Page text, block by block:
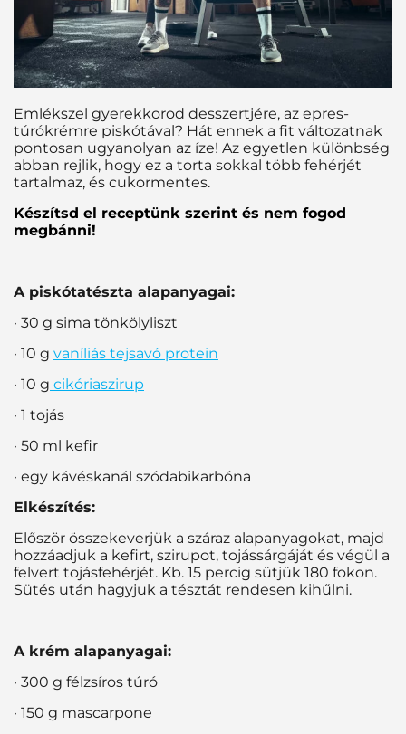
Emlékszel gyerekkorod desszertjére, az epres-
túrókrémre piskótával? Hát ennek a fit változatnak
pontosan ugyanolyan az íze! Az egyetlen különbség
abban rejlik, hogy ez a torta sokkal több fehérjét
tartalmaz, és cukormentes.
Készítsd el receptünk szerint és nem fogod
megbánni!
A piskótatészta alapanyagai:
· 30 g sima tönkölyliszt
· 10 g vaníliás tejsavó protein
· 10 g cikóriaszirup
· 1 tojás
· 50 ml kefir
· egy kávéskanál szódabikarbóna
Elkészítés:
Először összekeverjük a száraz alapanyagokat, majd
hozzáadjuk a kefirt, szirupot, tojássárgáját és végül a
felvert tojásfehérjét. Kb. 15 percig sütjük 180 fokon.
Sütés után hagyjuk a tésztát rendesen kihűlni.
A krém alapanyagai:
· 300 g félzsíros túró
· 150 g mascarpone